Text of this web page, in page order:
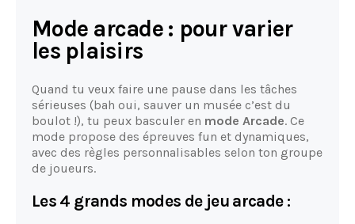
Mode arcade : pour varier
les plaisirs
Quand tu veux faire une pause dans les tâches
sérieuses (bah oui, sauver un musée c’est du
boulot !), tu peux basculer en mode Arcade. Ce
mode propose des épreuves fun et dynamiques,
avec des règles personnalisables selon ton groupe
de joueurs.
Les 4 grands modes de jeu arcade :